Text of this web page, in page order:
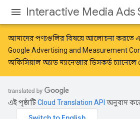
আমাদের পণ্যগুলির বিষয়ে আলোচনা করতে
Google Advertising and Measurement
অফিসিয়াল অ্যাড ম্যানেজার ডিসকর্ড চ্যানেলে
এই পৃষ্ঠাটিCloud Translation API অনুবাদ